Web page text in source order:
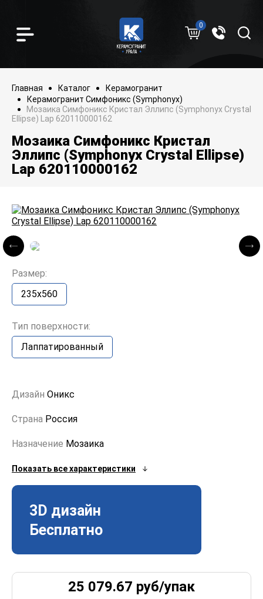
0
Главная Каталог
Керамогранит
Керамогранит Симфоникс (Symphonyx)
Мозаика Симфоникс Кристал Эллипс (Symphonyx Crystal
Ellipse) Lap 620110000162
Мозаика Симфоникс Кристал
Эллипс (Symphonyx Crystal Ellipse)
Lap 620110000162
Размер:
235x560
Тип поверхности:
Лаппатированный
Дизайн Оникс
Страна Россия
Назначение Мозаика
Показать все характеристики
3D дизайн
Бесплатно
25 079.67 руб/упак